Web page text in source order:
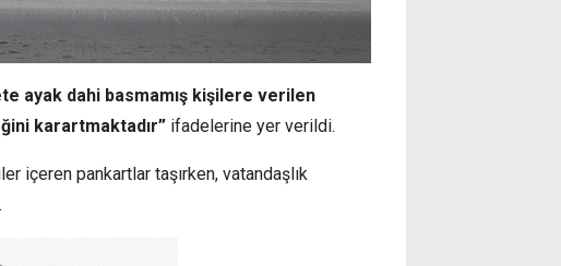
ayak dahi basmamış kişilere verilen
karartmaktadır” ifadelerine yer verildi.
içeren pankartlar taşırken, vatandaşlık